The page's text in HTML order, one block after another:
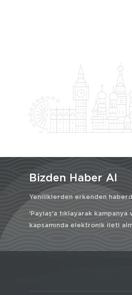
Bizden Haber Al
Yeniliklerden erkenden
'Paylaş'a tıklayarak
kapsamında elektronik ileti